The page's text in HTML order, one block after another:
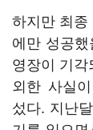
하지만 최종
에만 성공
영장이 기각
외한 사실
섰다. 지난